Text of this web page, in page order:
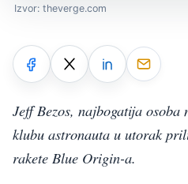
Izvor: theverge.com
Jeff Bezos, najbogatija
klubu astronauta u utorak
rakete Blue Origin-a.